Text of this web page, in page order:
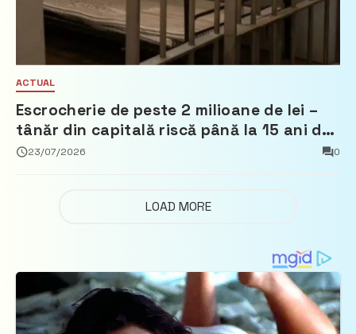
ACTUAL
Escrocherie de peste 2 milioane de lei –
tânăr din capitală riscă până la 15 ani de
închisoare
23/07/2026 0
LOAD MORE